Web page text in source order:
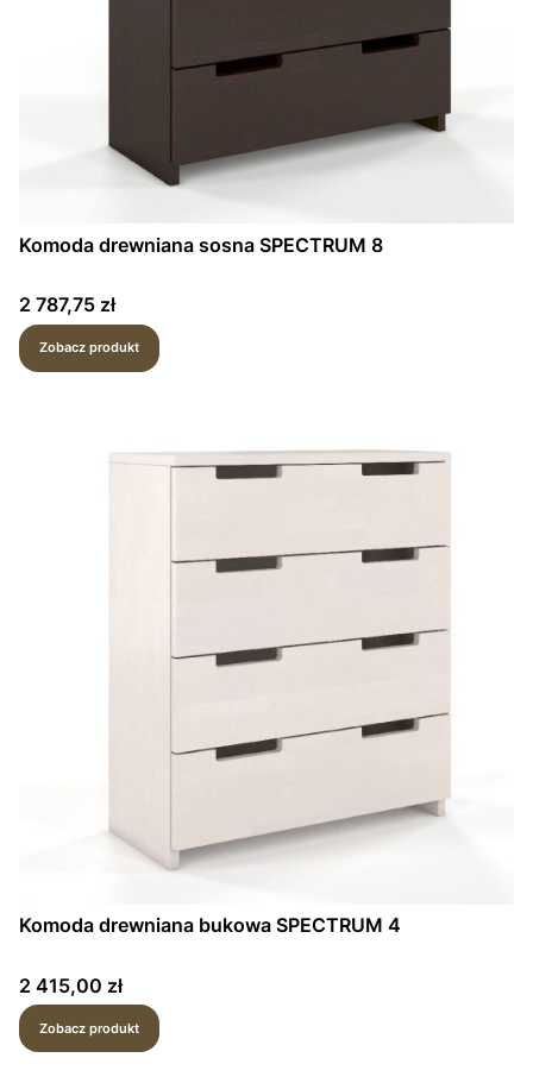
Komoda drewniana sosna SPECTRUM 8
Cena
2 787,75 zł
Zobacz produkt
Komoda drewniana bukowa SPECTRUM 4
Cena
2 415,00 zł
Zobacz produkt